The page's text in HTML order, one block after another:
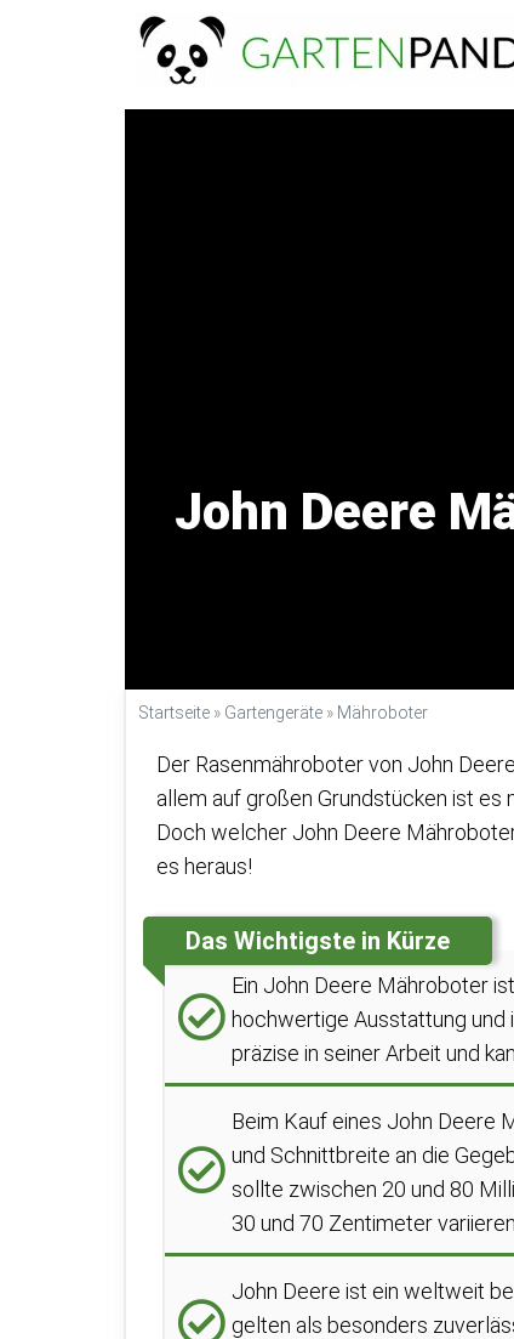
John Deere
Startseite » Gartengeräte » Mähroboter
Der Rasenmähroboter von John
allem auf großen Grundstücken ist es
Doch welcher John Deere
es heraus!
Das Wichtigste in Kürze
Ein John Deere Mähroboter
hochwertige Ausstattung
präzise in seiner Arbeit und
Beim Kauf eines John Deere
und Schnittbreite an die
sollte zwischen 20 und 80
30 und 70 Zentimeter variieren
John Deere ist ein weltweit
gelten als besonders